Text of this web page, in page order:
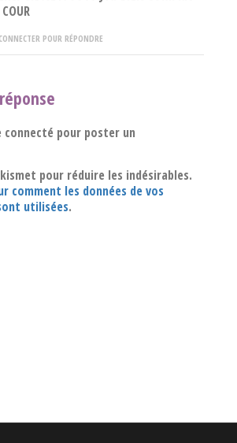
POUR RÉPONDRE
connecté pour poster un
pour réduire les indésirables.
comment les données de vos
utilisées.